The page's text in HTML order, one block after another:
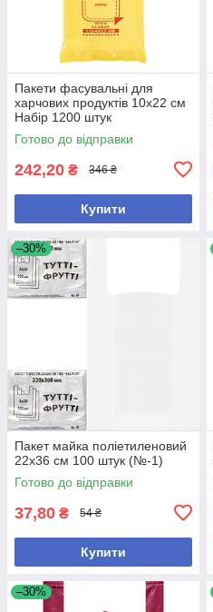
Пакети фасувальні для
харчових продуктів 10х22 см
Набір 1200 штук
Готово до відправки
242,20 ₴ 346 ₴
Купити
–30%
Пакет майка поліетиленовий
22х36 см 100 штук (№-1)
Готово до відправки
37,80 ₴ 54 ₴
Купити
–30%